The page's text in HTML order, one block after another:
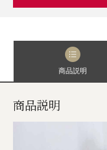
商品説明
商品説明